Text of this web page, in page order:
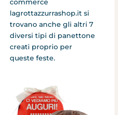
commerce
lagrottazzurrashop.it si
trovano anche gli altri 7
diversi tipi di panettone
creati proprio per
queste feste.